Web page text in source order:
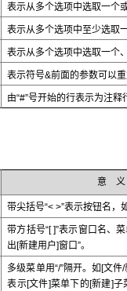
表示从多个选项中选取一个
表示从多个选项中至少选取一
表示从多个选项中选取一个
表示符号&前面的参数可以重
由“#”号开始的行表示为注释
意 义
带尖括号“< >”表示按钮名，
带方括号“[ ]”表示窗口名、
出[新建用户]窗口”。
多级菜单用“/”隔开。如[文
表示[文件]菜单下的[新建]子